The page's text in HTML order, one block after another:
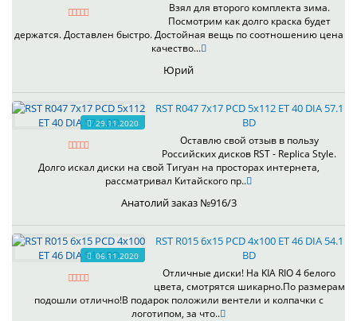
Взял для второго комплекта зима.
Посмотрим как долго краска будет
держатся. Доставлен быстро. Достойная вещь по соотношению цена
качество...
Юрий
29.11.2020
RST R047 7x17 PCD 5x112 ET 40 DIA 57.1
BD
Оставлю свой отзыв в пользу
Российских дисков RST - Replica Style.
Долго искал диски на свой Тигуан на просторах интернета,
рассматривал Китайского пр..
Анатолий заказ №916/3
06.11.2020
RST R015 6x15 PCD 4x100 ET 46 DIA 54.1
BD
Отличные диски! На KIA RIO 4 белого
цвета, смотрятся шикарно.По размерам
подошли отлично!В подарок положили вентели и колпачки с
логотипом, за что..